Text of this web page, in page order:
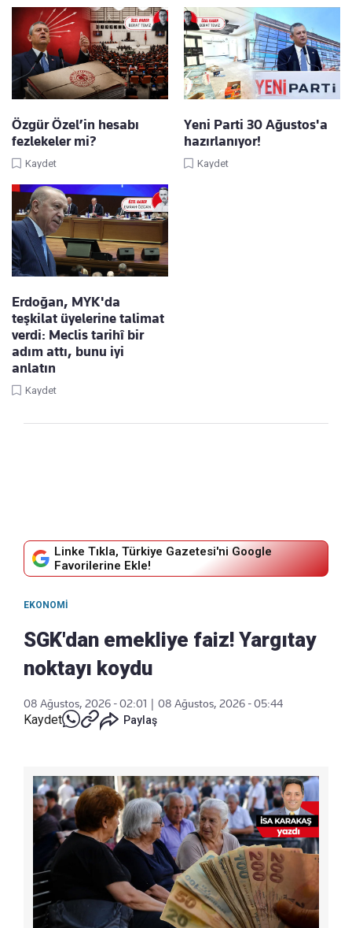
Özgür Özel’in hesabı
fezlekeler mi?
Kaydet
Yeni Parti 30 Ağustos'a
hazırlanıyor!
Kaydet
Erdoğan, MYK'da
teşkilat üyelerine talimat
verdi: Meclis tarihî bir
adım attı, bunu iyi
anlatın
Kaydet
Linke Tıkla, Türkiye Gazetesi'ni Google
Favorilerine Ekle!
EKONOMI
SGK'dan emekliye faiz! Yargıtay
noktayı koydu
08 Ağustos, 2026 - 02:01 08 Ağustos, 2026 - 05:44
Kaydet Paylaş